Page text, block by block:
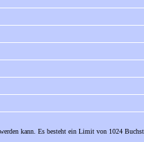
kann. Es besteht ein Limit von 1024